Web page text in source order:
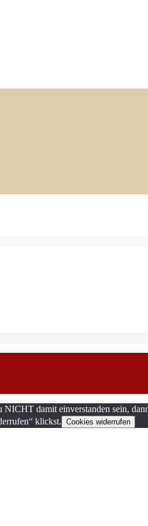
damit einverstanden sein,
klickst. Cookies widerrufen